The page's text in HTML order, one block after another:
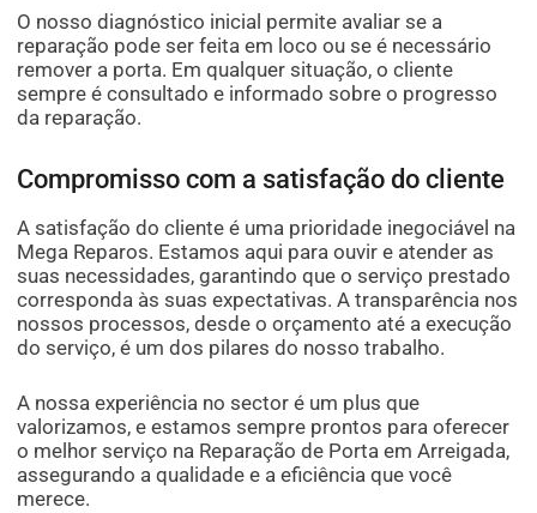
O nosso diagnóstico inicial permite avaliar se a
reparação pode ser feita em loco ou se é necessário
remover a porta. Em qualquer situação, o cliente
sempre é consultado e informado sobre o progresso
da reparação.
Compromisso com a satisfação do cliente
A satisfação do cliente é uma prioridade inegociável na
Mega Reparos. Estamos aqui para ouvir e atender as
suas necessidades, garantindo que o serviço prestado
corresponda às suas expectativas. A transparência nos
nossos processos, desde o orçamento até a execução
do serviço, é um dos pilares do nosso trabalho.
A nossa experiência no sector é um plus que
valorizamos, e estamos sempre prontos para oferecer
o melhor serviço na Reparação de Porta em Arreigada,
assegurando a qualidade e a eficiência que você
merece.